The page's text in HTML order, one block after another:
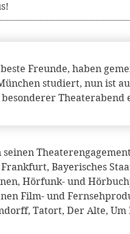
Freunde, haben
studiert, nun ist
Theaterabend
Bayerisches
Hörfunk- und
Film- und
Tatort, Der Alte,